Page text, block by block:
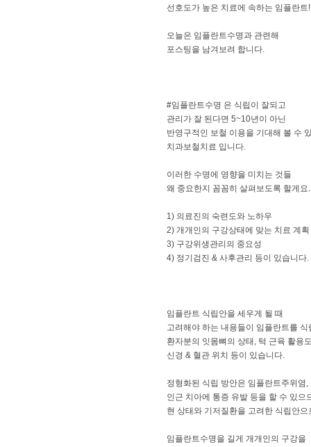
선호도가 높은 치료에 속하는 임플란트!
오늘은 임플란트수명과 관련해
포스팅을 남겨보려 합니다.
#임플란트수명 은 식립이 잘되고
관리가 잘 된다면 5~10년이 아닌
반영구적인 보철 이용을 기대해 볼 수
치과보철치료 입니다.
이러한 수명에 영향을 미치는 것들
왜 중요한지 꼼꼼히 살펴보도록 할게요.
1) 의료진의 숙련도와 노하우
2) 개개인의 구강상태에 맞는 치료 계획
3) 구강위생관리의 중요성
4) 정기검진 & 사후관리 등이 있습니다.
임플란트 식립안을 세우게 될 때
고려해야 하는 내용들이 임플란트를 식
환자분의 잇몸뼈의 상태, 턱 근육 활용
신경 & 혈관 위치 등이 있습니다.
정형화된 식립 방안은 임플란트주위염,
인근 치아에 통증 유발 등을 할 수 있으
현 상태와 기저질환을 고려한 식립안으
임플란트수명을 길게 개개인의 구강을